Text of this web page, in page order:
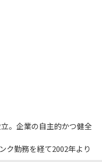
。企業の自主的かつ健全
ク勤務を経て2002年より